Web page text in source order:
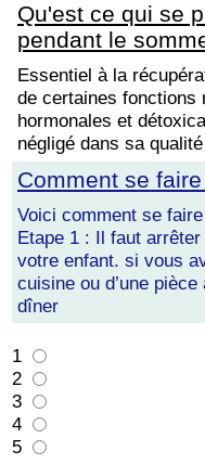
Qu'est ce qui se
pendant le
Essentiel à la
de certaines fonctions
hormonales et
négligé dans sa
Comment se
Voici comment se
Etape 1 : Il faut
votre enfant. si vous
cuisine ou d’une pièce
dîner
1
2
3
4
5